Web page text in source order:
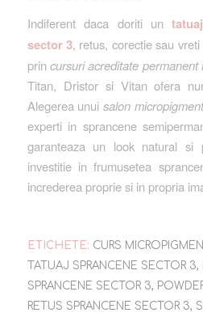
Indiferent daca doriti un
sector 3, retus, corectie sau
prin cursuri acreditate permanent
Titan, Dristor si Vitan ofera
Alegerea unui salon
experti in sprancene
garanteaza un look natural si
investitie in frumusetea
increderea proprie si in propria
ETICHETE: CURS
TATUAJ SPRANCENE SECTOR 3,
SPRANCENE SECTOR 3,
RETUS SPRANCENE SECTOR 3,